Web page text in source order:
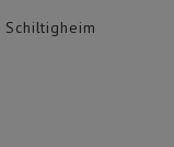
Schiltigheim